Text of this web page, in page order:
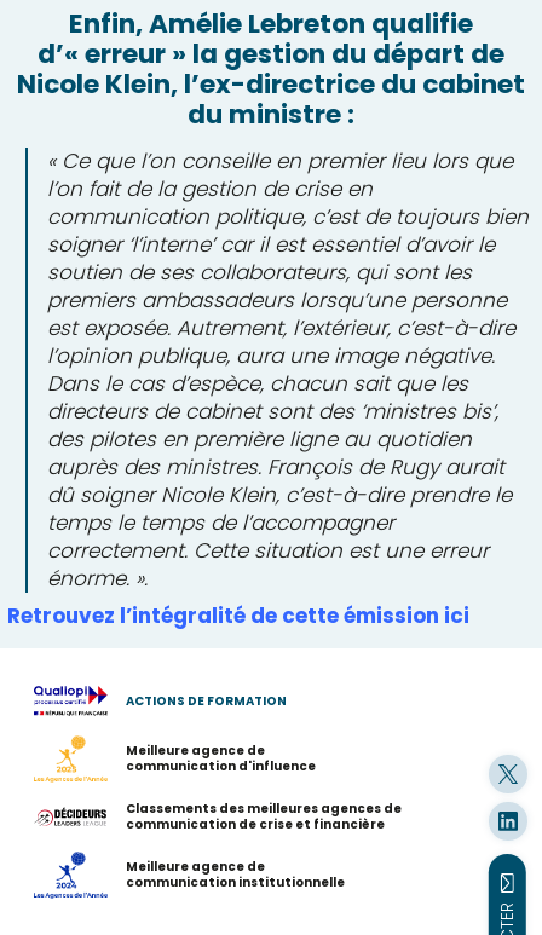
Enfin, Amélie Lebreton qualifie
d’« erreur » la gestion du départ de
Nicole Klein, l’ex-directrice du cabinet
du ministre :
« Ce que l’on conseille en premier lieu lors que
l’on fait de la gestion de crise en
communication politique, c’est de toujours bien
soigner ‘l’interne’ car il est essentiel d’avoir le
soutien de ses collaborateurs, qui sont les
premiers ambassadeurs lorsqu’une personne
est exposée. Autrement, l’extérieur, c’est-à-dire
l’opinion publique, aura une image négative.
Dans le cas d’espèce, chacun sait que les
directeurs de cabinet sont des ‘ministres bis’,
des pilotes en première ligne au quotidien
auprès des ministres. François de Rugy aurait
dû soigner Nicole Klein, c’est-à-dire prendre le
temps le temps de l’accompagner
correctement. Cette situation est une erreur
énorme. ».
Retrouvez l’intégralité de cette émission ici
ACTIONS DE FORMATION
Meilleure agence de
communication d'influence
Classements des meilleures agences de
communication de crise et financière
Meilleure agence de
communication institutionnelle